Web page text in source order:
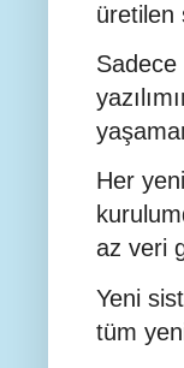
üretilen
Sadece
Her
az veri
Yeni
tüm